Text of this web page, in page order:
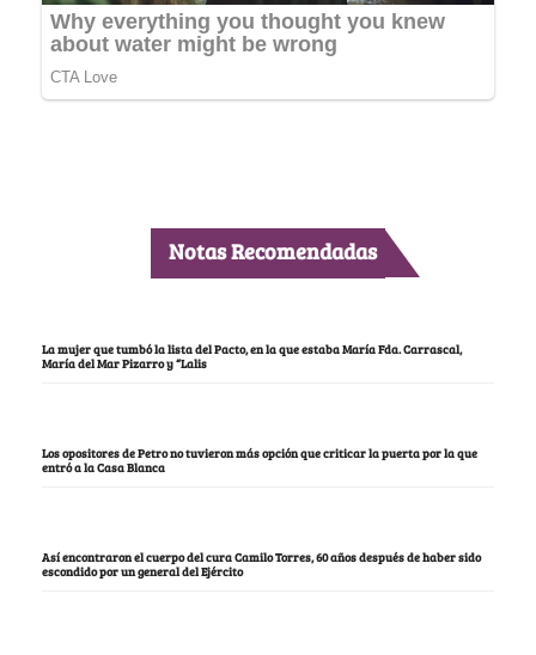
Notas Recomendadas
La mujer que tumbó la lista del Pacto, en la que estaba María Fda. Carrascal,
María del Mar Pizarro y “Lalis
Los opositores de Petro no tuvieron más opción que criticar la puerta por la que
entró a la Casa Blanca
Así encontraron el cuerpo del cura Camilo Torres, 60 años después de haber sido
escondido por un general del Ejército